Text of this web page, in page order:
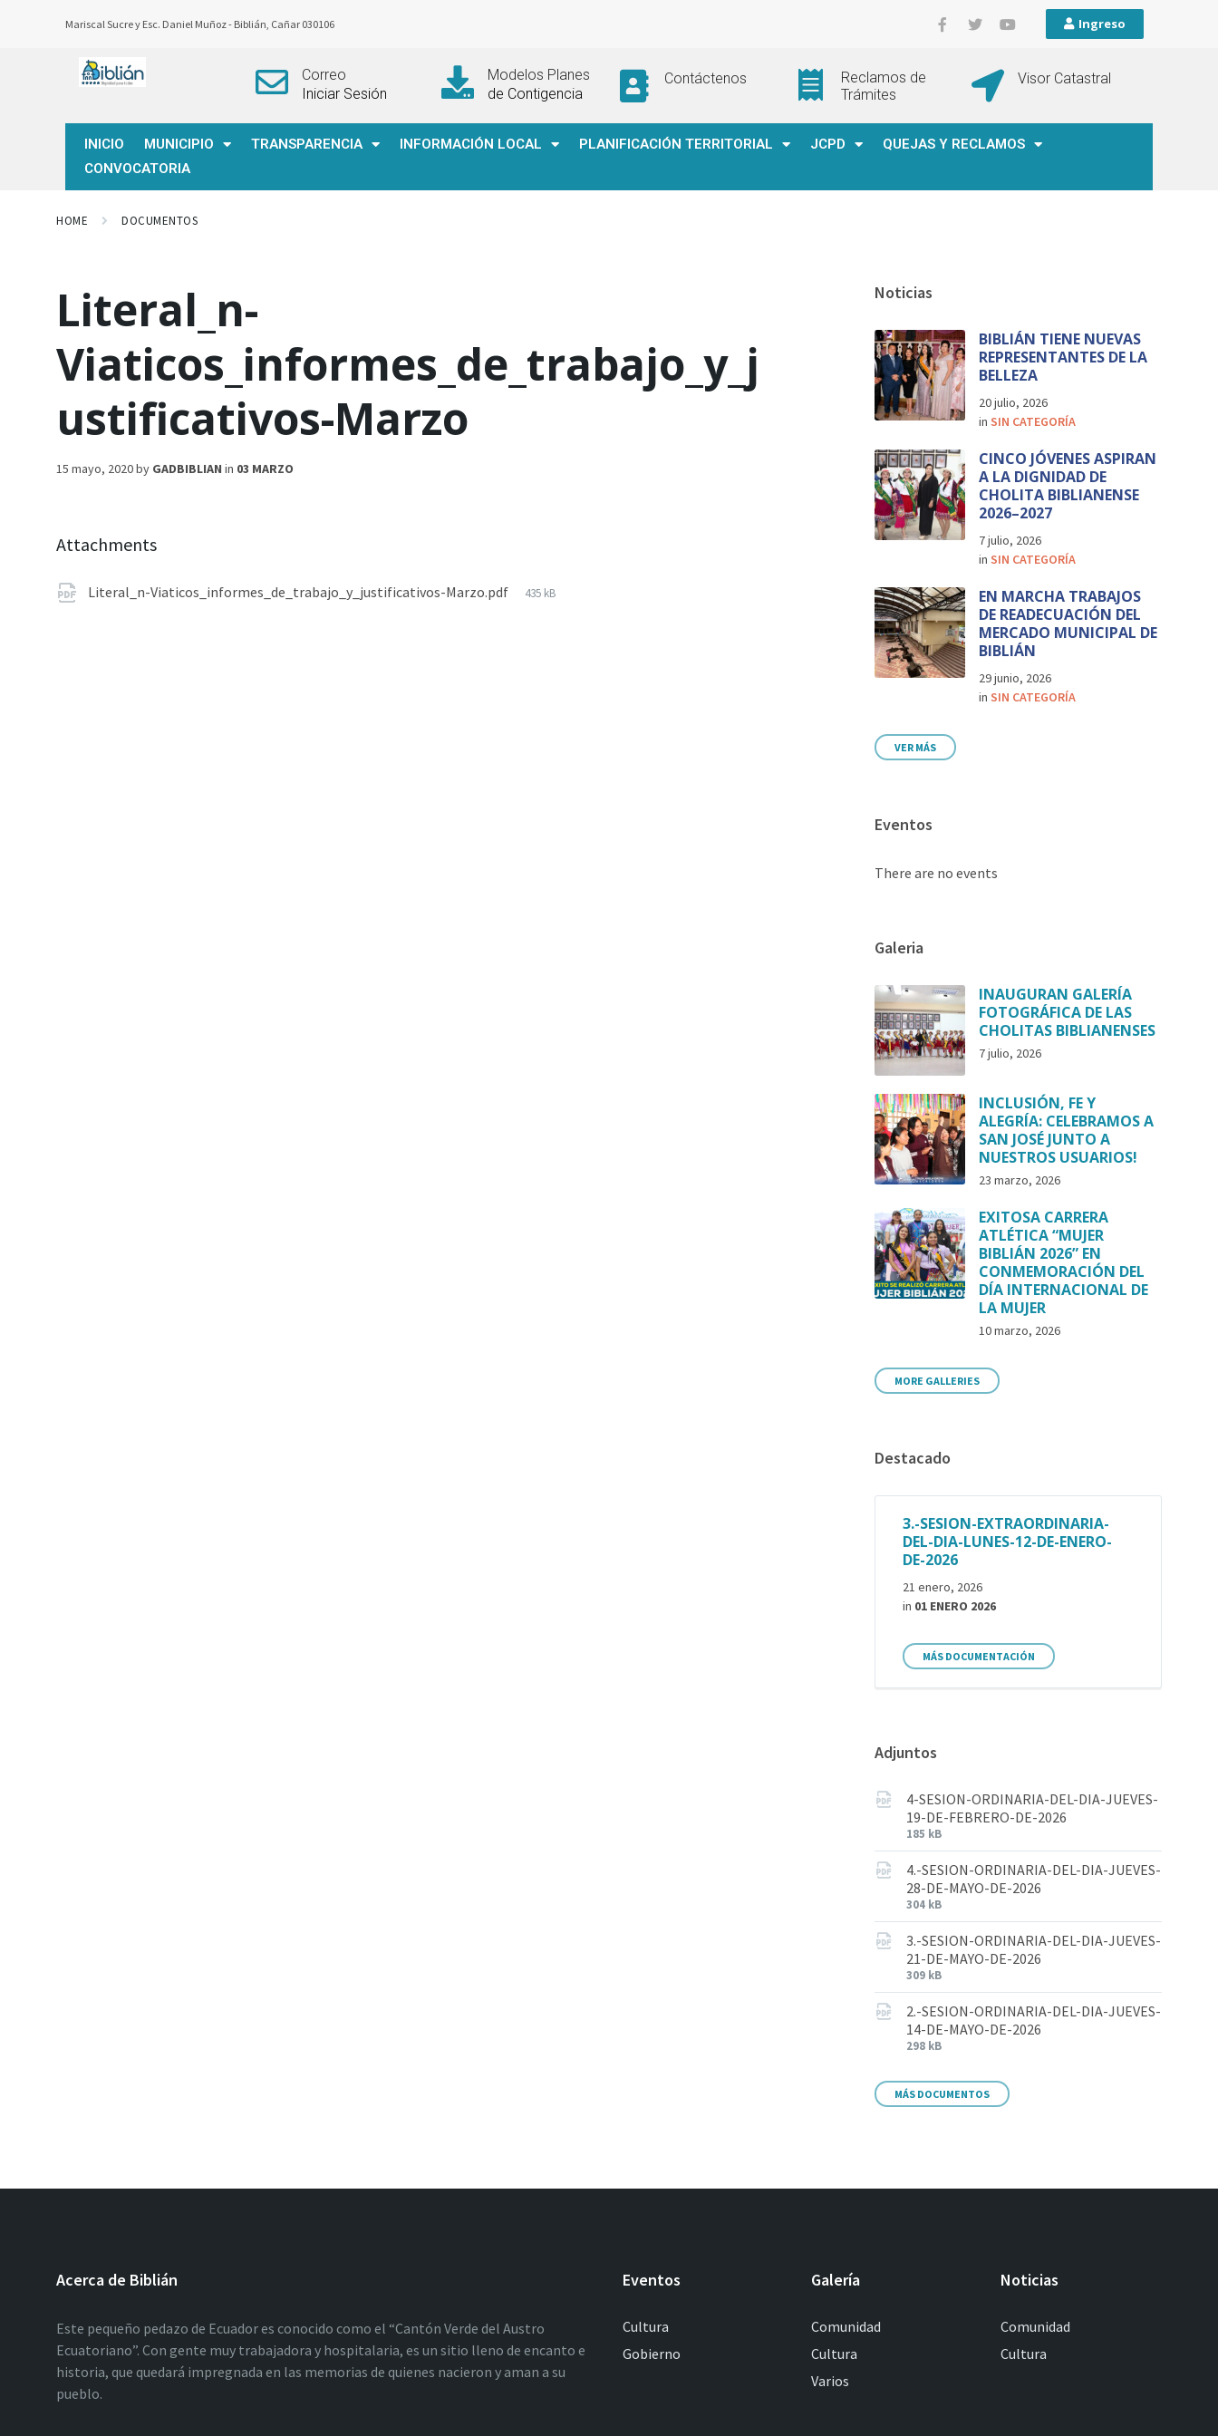
Mariscal Sucre y Esc. Daniel Muñoz - Biblián, Cañar 030106 Ingreso
Correo
Iniciar Sesión
Modelos Planes
de Contigencia
Contáctenos
Reclamos de
Trámites
Visor Catastral
INICIO MUNICIPIO TRANSPARENCIA INFORMACIÓN LOCAL PLANIFICACIÓN TERRITORIAL JCPD
QUEJAS Y RECLAMOS
CONVOCATORIA
HOME DOCUMENTOS
Literal_n-
Viaticos_informes_de_trabajo_y_j
ustificativos-Marzo
15 mayo, 2020by GADBIBLIAN in 03 MARZO
Attachments
Literal_n-Viaticos_informes_de_trabajo_y_justificativos-Marzo.pdf 435 kB
Noticias
BIBLIÁN TIENE NUEVAS
REPRESENTANTES DE LA
BELLEZA
20 julio, 2026
inSIN CATEGORÍA
CINCO JÓVENES ASPIRAN
A LA DIGNIDAD DE
CHOLITA BIBLIANENSE
2026–2027
7 julio, 2026
inSIN CATEGORÍA
EN MARCHA TRABAJOS
DE READECUACIÓN DEL
MERCADO MUNICIPAL DE
BIBLIÁN
29 junio, 2026
inSIN CATEGORÍA
VER MÁS
Eventos
There are no events
Galeria
INAUGURAN GALERÍA
FOTOGRÁFICA DE LAS
CHOLITAS BIBLIANENSES
7 julio, 2026
INCLUSIÓN, FE Y
ALEGRÍA: CELEBRAMOS A
SAN JOSÉ JUNTO A
NUESTROS USUARIOS!
23 marzo, 2026
EXITOSA CARRERA
ATLÉTICA “MUJER
BIBLIÁN 2026” EN
CONMEMORACIÓN DEL
DÍA INTERNACIONAL DE
LA MUJER
10 marzo, 2026
MORE GALLERIES
Destacado
3.-SESION-EXTRAORDINARIA-
DEL-DIA-LUNES-12-DE-ENERO-
DE-2026
21 enero, 2026
in 01 ENERO 2026
MÁS DOCUMENTACIÓN
Adjuntos
4-SESION-ORDINARIA-DEL-DIA-JUEVES-
19-DE-FEBRERO-DE-2026
185 kB
4.-SESION-ORDINARIA-DEL-DIA-JUEVES-
28-DE-MAYO-DE-2026
304 kB
3.-SESION-ORDINARIA-DEL-DIA-JUEVES-
21-DE-MAYO-DE-2026
309 kB
2.-SESION-ORDINARIA-DEL-DIA-JUEVES-
14-DE-MAYO-DE-2026
298 kB
MÁS DOCUMENTOS
Acerca de Biblián
Este pequeño pedazo de Ecuador es conocido como el “Cantón Verde del Austro
Ecuatoriano”. Con gente muy trabajadora y hospitalaria, es un sitio lleno de encanto e
historia, que quedará impregnada en las memorias de quienes nacieron y aman a su
pueblo.
Eventos
Cultura
Gobierno
Galería
Comunidad
Cultura
Varios
Noticias
Comunidad
Cultura